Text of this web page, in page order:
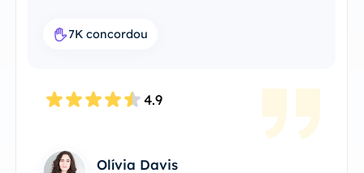
7.6K concordou
4.8
James Anderson